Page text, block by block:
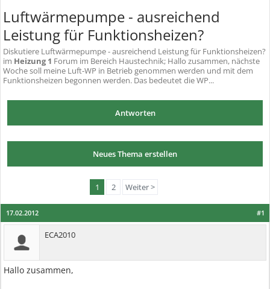
Luftwärmepumpe - ausreichend
Leistung für Funktionsheizen?
Diskutiere Luftwärmepumpe - ausreichend Leistung für Funktionsheizen?
im Heizung 1 Forum im Bereich Haustechnik; Hallo zusammen, nächste
Woche soll meine Luft-WP in Betrieb genommen werden und mit dem
Funktionsheizen begonnen werden. Das bedeutet die WP...
Antworten
Neues Thema erstellen
1 2 Weiter >
#1
17.02.2012
ECA2010
Hallo zusammen,